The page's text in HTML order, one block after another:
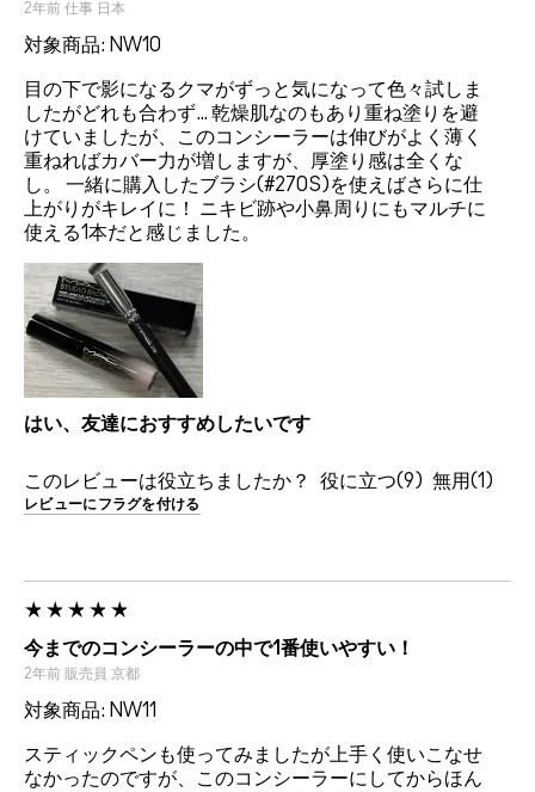
2年前 仕事 日本
対象商品: NW10
目の下で影になるクマがずっと気になって色々試しま
したがどれも合わず… 乾燥肌なのもあり重ね塗りを避
けていましたが、このコンシーラーは伸びがよく薄く
重ねればカバー力が増しますが、厚塗り感は全くな
し。 一緒に購入したブラシ(#270S)を使えばさらに仕
上がりがキレイに！ ニキビ跡や小鼻周りにもマルチに
使える1本だと感じました。
はい、友達におすすめしたいです
このレビューは役立ちましたか？ 9 1
レビューにフラグを付ける
今までのコンシーラーの中で1番使いやすい！
2年前 販売員 京都
対象商品: NW11
スティックペンも使ってみましたが上手く使いこなせ
なかったのですが、このコンシーラーにしてからほん